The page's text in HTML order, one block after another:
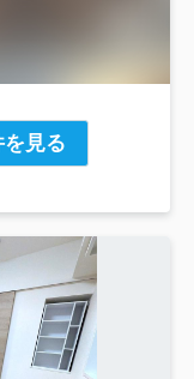
見る